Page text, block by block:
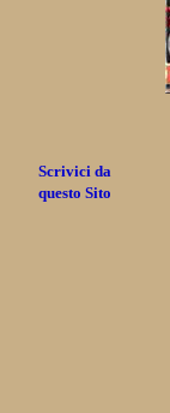
Scrivici da
questo Sito